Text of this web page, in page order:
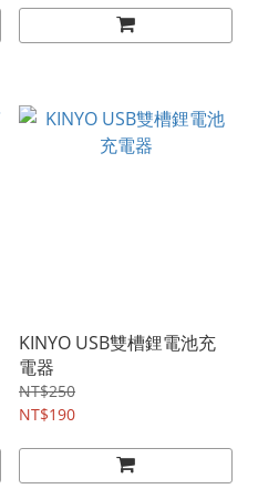
KINYO USB雙槽鋰電池充
電器
NT$250
NT$190